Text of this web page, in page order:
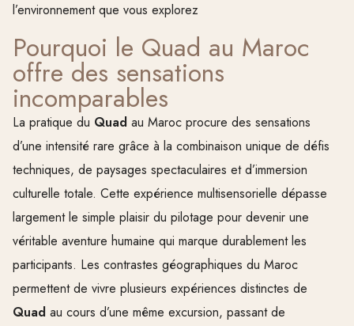
l’environnement que vous explorez
Pourquoi le Quad au Maroc
offre des sensations
incomparables
La pratique du Quad au Maroc procure des sensations
d’une intensité rare grâce à la combinaison unique de défis
techniques, de paysages spectaculaires et d’immersion
culturelle totale. Cette expérience multisensorielle dépasse
largement le simple plaisir du pilotage pour devenir une
véritable aventure humaine qui marque durablement les
participants. Les contrastes géographiques du Maroc
permettent de vivre plusieurs expériences distinctes de
Quad au cours d’une même excursion, passant de